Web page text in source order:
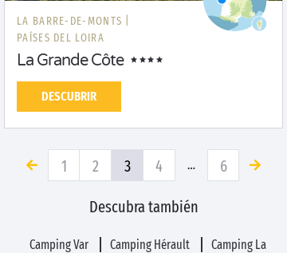
LA BARRE-DE-MONTS |
PAÍSES DEL LOIRA
La Grande Côte
DESCUBRIR
1 2 3 4 … 6
Descubra también
Camping Var Camping Hérault
Camping La